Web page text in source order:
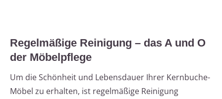
Regelmäßige Reinigung – das A und O
der Möbelpflege
Um die Schönheit und Lebensdauer Ihrer Kernbuche-
Möbel zu erhalten, ist regelmäßige Reinigung